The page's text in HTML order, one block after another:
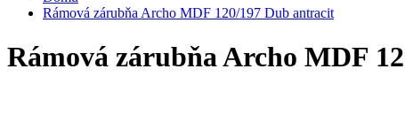
Rámová zárubňa Archo MDF 120/197 Dub antracit
Rámová zárubňa Archo MDF